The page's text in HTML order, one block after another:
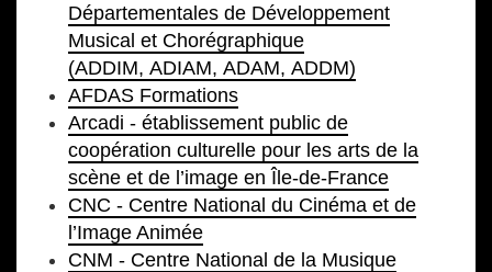
Départementales de Développement
Musical et Chorégraphique
(ADDIM, ADIAM, ADAM, ADDM)
AFDAS Formations
Arcadi - établissement public de
coopération culturelle pour les arts de la
scène et de l’image en Île-de-France
CNC - Centre National du Cinéma et de
l’Image Animée
CNM - Centre National de la Musique